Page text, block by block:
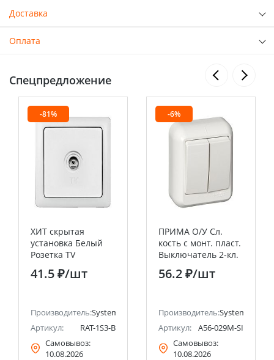
Доставка
Оплата
Спецпредложение
(ранее Schneider Electric)
-81%
ХИТ скрытая
установка Белый
Розетка TV
оконечная Systeme
Electric (Schneider
41.5 ₽/шт
Производитель:Systeme Electric (ранее Schneider Electric)
Артикул:
RAT-1S3-B
Самовывоз:
10.08.2026
-6%
ПРИМА О/У Сл.
кость с монт. пласт.
Выключатель 2-кл.
10А Systeme Electric
(Schneider Electric)
56.2 ₽/шт
Производитель:Systeme
Артикул:
A56-029M-SI
Самовывоз:
10.08.2026